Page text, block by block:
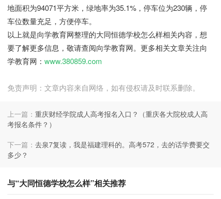
地面积为94071平方米，绿地率为35.1%，停车位为230辆，停
车位数量充足，方便停车。
以上就是向学教育网整理的大同恒德学校怎么样相关内容，想
要了解更多信息，敬请查阅向学教育网。更多相关文章关注向
学教育网： www.380859.com
免责声明：文章内容来自网络，如有侵权请及时联系删除。
上一篇： 重庆财经学院成人高考报名入口？（重庆各大院校成人高
考报名条件？）
下一篇： 去泉7复读，我是福建理科的。高考572，去的话学费要交
多少？
与“大同恒德学校怎么样”相关推荐